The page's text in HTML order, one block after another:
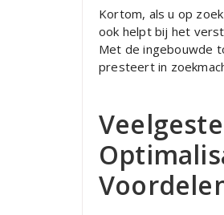
Kortom, als u op
ook helpt bij het
Met de ingebouwde
presteert in